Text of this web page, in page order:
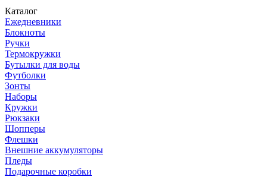
Каталог
Ежедневники
Блокноты
Ручки
Термокружки
Бутылки для воды
Футболки
Зонты
Наборы
Кружки
Рюкзаки
Шопперы
Флешки
Внешние аккумуляторы
Пледы
Подарочные коробки